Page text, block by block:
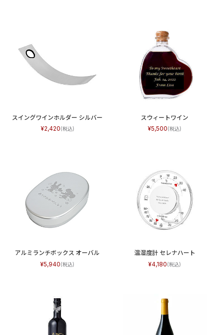
スイングワインホルダー シルバー
2,420
スウィートワイン
5,500
アルミランチボックス オーバル
5,940
温湿度計 セレナハート
4,180